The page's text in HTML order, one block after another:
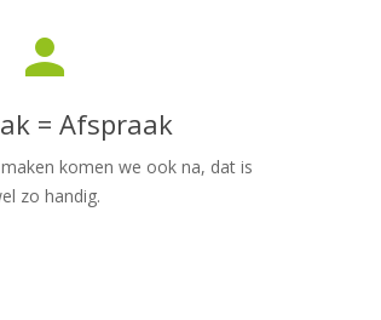
person
= Afspraak
komen we ook na, dat is
zo handig.